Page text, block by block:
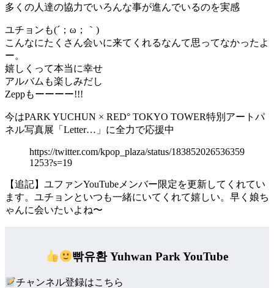
多くの人達の協力でいろんな事が進んでいるのを実感
ユチョンも(´；ω；｀)
こんなにたくさん会いに来てくれるなんて思ってなかったよ
ー。
嬉しくって本当に幸せ
アルバムも楽しみだし
Zeppもーーーー!!!
今はPARK YUCHUN × RED° TOKYO TOWER特別アートパ
ネル写真展「Letter…」に全力で応援中
https://twitter.com/kpop_plaza/status/183852026536359
1253?s=19
【追記】ユファンYouTubeメンバー限定を更新してくれてい
ます。ユチョンといつも一緒にいてくれて嬉しい。早く娘ち
ゃんに会いたいよね〜
빢유환 Yuhwan Park YouTube
チャンネル登録はこちら